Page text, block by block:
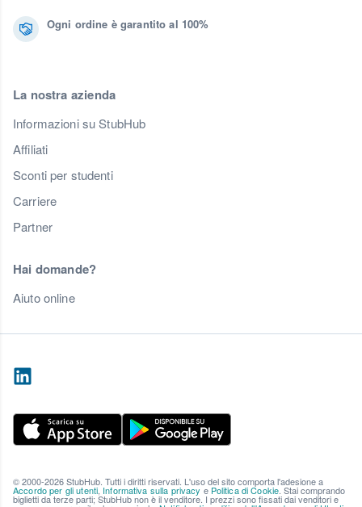
Ogni ordine è garantito al 100%
La nostra azienda
Informazioni su StubHub
Affiliati
Sconti per studenti
Carriere
Partner
Hai domande?
Aiuto online
© 2000-2026 StubHub. Tutti i diritti riservati. L'uso del sito comporta l'adesione a
Accordo per gli utenti, Informativa sulla privacy e Politica di Cookie. Stai comprando
biglietti da terze parti; StubHub non è il venditore. I prezzi sono fissati dai venditori e